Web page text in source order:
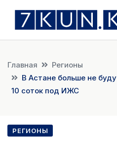
Главная
Регионы
В Астане больше не
10 соток под ИЖС
РЕГИОНЫ